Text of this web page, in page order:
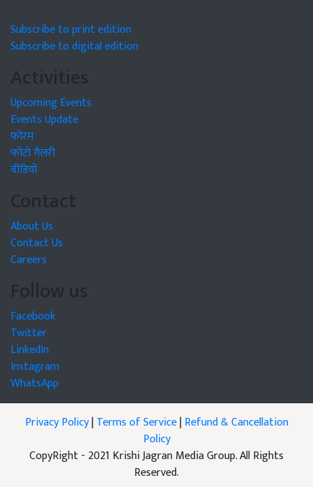
Subscribe to print edition
Subscribe to digital edition
Activities
Upcoming Events
Events Update
फोरम
फोटो गैलरी
वीडियो
Contact
About Us
Contact Us
Careers
Follow us
Facebook
Twitter
LinkedIn
Instagram
WhatsApp
Privacy Policy|Terms of Service|Refund & Cancellation
Policy
CopyRight - 2021 Krishi Jagran Media Group. All Rights
Reserved.